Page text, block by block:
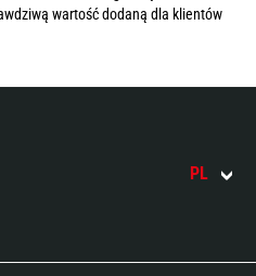
wartość dodaną dla klientów
PL